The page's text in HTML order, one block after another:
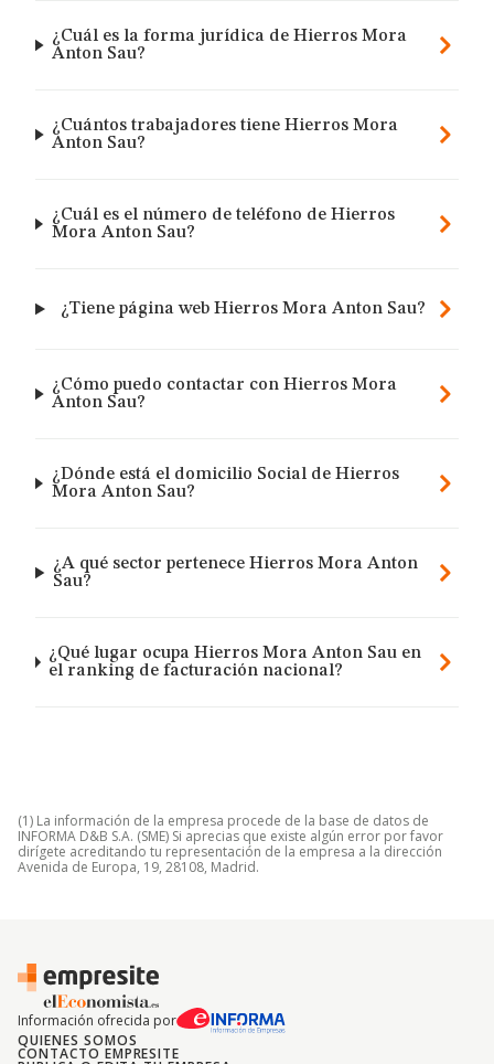
¿Cuál es la forma jurídica de Hierros Mora
Anton Sau?
¿Cuántos trabajadores tiene Hierros Mora
Anton Sau?
¿Cuál es el número de teléfono de Hierros
Mora Anton Sau?
¿Tiene página web Hierros Mora Anton Sau?
¿Cómo puedo contactar con Hierros Mora
Anton Sau?
¿Dónde está el domicilio Social de Hierros
Mora Anton Sau?
¿A qué sector pertenece Hierros Mora Anton
Sau?
¿Qué lugar ocupa Hierros Mora Anton Sau en
el ranking de facturación nacional?
(1) La información de la empresa procede de la base de datos de
INFORMA D&B S.A. (SME) Si aprecias que existe algún error por favor
dirígete acreditando tu representación de la empresa a la dirección
Avenida de Europa, 19, 28108, Madrid.
Información ofrecida por
QUIENES SOMOS
CONTACTO EMPRESITE